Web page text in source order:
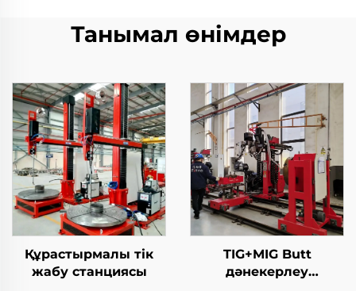
Танымал өнімдер
Құрастырмалы тік
жабу станциясы
TIG+MIG Butt
дәнекерлеу